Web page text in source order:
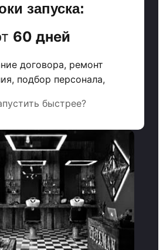
запуска:
60 дней
договора, ремонт
подбор персонала,
быстрее?